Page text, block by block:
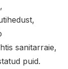
sanitarraie,
puid.